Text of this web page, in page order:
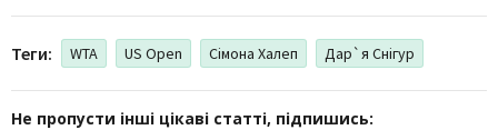
Теги: WTA US Open Сімона Халеп Дар`я Снігур
Не пропусти інші цікаві статті, підпишись: